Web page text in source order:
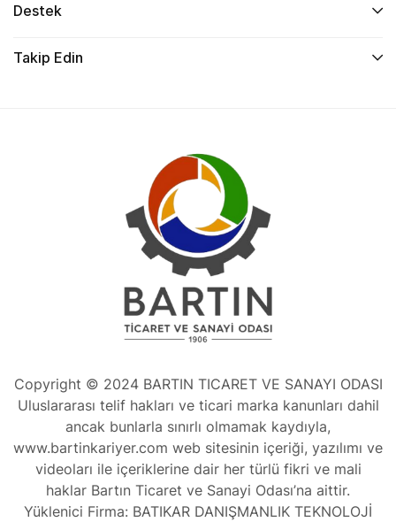
Destek
Takip Edin
Copyright © 2024 BARTIN TICARET VE SANAYI ODASI
Uluslararası telif hakları ve ticari marka kanunları dahil
ancak bunlarla sınırlı olmamak kaydıyla,
www.bartinkariyer.com web sitesinin içeriği, yazılımı ve
videoları ile içeriklerine dair her türlü fikri ve mali
haklar Bartın Ticaret ve Sanayi Odası’na aittir.
Yüklenici Firma: BATIKAR DANIŞMANLIK TEKNOLOJİ